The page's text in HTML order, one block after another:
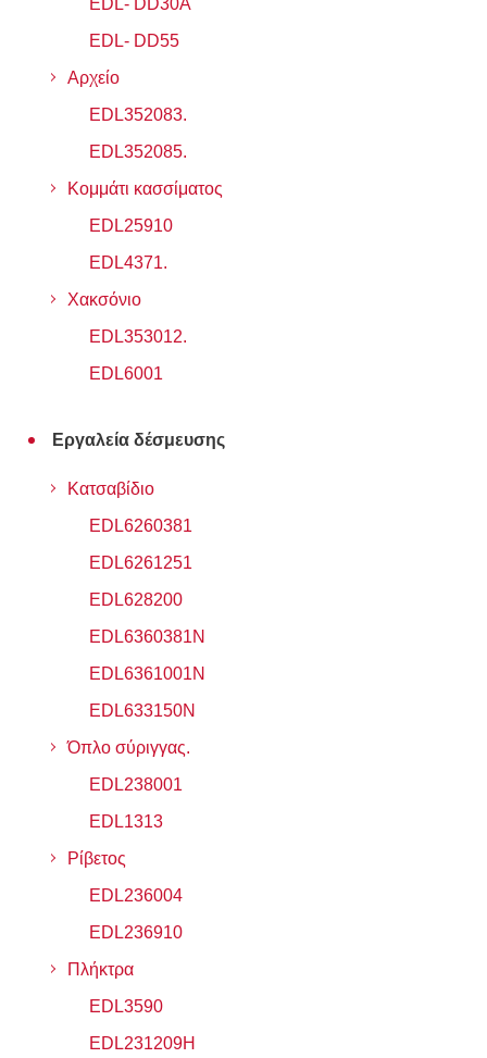
EDL- DD30A
EDL- DD55
Αρχείο
EDL352083.
EDL352085.
Κομμάτι κασσίματος
EDL25910
EDL4371.
Χακσόνιο
EDL353012.
EDL6001
Εργαλεία δέσμευσης
Κατσαβίδιο
EDL6260381
EDL6261251
EDL628200
EDL6360381N
EDL6361001N
EDL633150N
Όπλο σύριγγας.
EDL238001
EDL1313
Ρίβετος
EDL236004
EDL236910
Πλήκτρα
EDL3590
EDL231209H